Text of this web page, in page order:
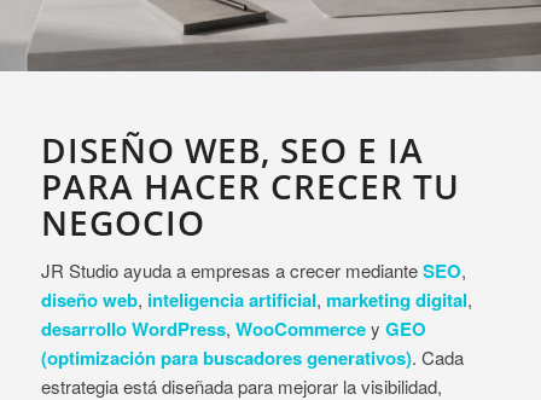
DISEÑO WEB, SEO E IA
PARA HACER CRECER TU
NEGOCIO
JR Studio ayuda a empresas a crecer medianteSEO,
diseño web, inteligencia artificial, marketing digital,
desarrollo WordPress, WooCommercey GEO
(optimización para buscadores generativos). Cada
estrategia está diseñada para mejorar la visibilidad,